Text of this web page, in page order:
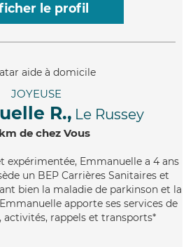
le profil
JOYEUSE
R., Le Russey
de chez Vous
expérimentée, Emmanuelle a 4 ans
un BEP Carrières Sanitaires et
bien la maladie de parkinson et la
apporte ses services de
activités, rappels et transports*